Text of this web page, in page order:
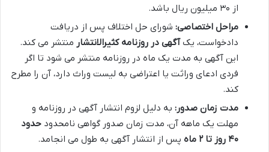
از ۳۰ میلیون ریال باشد.
مراحل اختصاصی: شورای حل اختلاف پس از دریافت
دادخواست، یکآگهی در روزنامه کثیرالانتشار منتشر می کند.
این آگهی به مدت یک ماه در روزنامه منتشر می شود تا اگر
فردی ادعای وراثت یا اعتراضی به لیست وراث دارد، آن را مطرح
کند.
مدت زمان صدور: به دلیل لزوم انتشار آگهی در روزنامه و
مهلت یک ماهه آن، مدت زمان صدور گواهی نامحدود حدود
۴۰ روز تا ۲ ماه
پس از انتشار آگهی به طول می انجامد.